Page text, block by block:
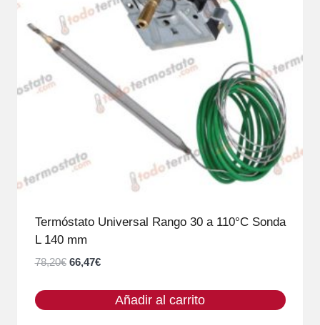
Termóstato Universal Rango 30 a 110°C Sonda
L 140 mm
78,20€ El
era:
66,47€El
actual
es:
Añadir al carrito